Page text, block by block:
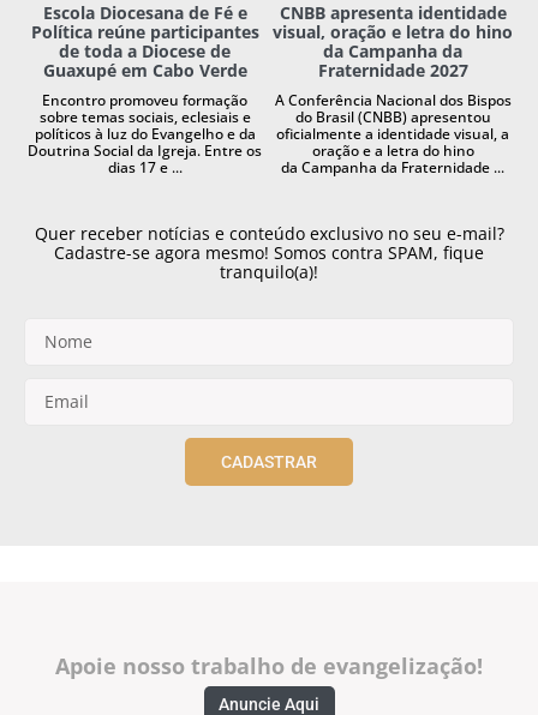
Escola Diocesana de Fé e
Política reúne participantes
de toda a Diocese de
Guaxupé em Cabo Verde
Encontro promoveu formação
sobre temas sociais, eclesiais e
políticos à luz do Evangelho e da
Doutrina Social da Igreja. Entre os
dias 17 e ...
CNBB apresenta identidade
visual, oração e letra do hino
da Campanha da
Fraternidade 2027
A Conferência Nacional dos Bispos
do Brasil (CNBB) apresentou
oficialmente a identidade visual, a
oração e a letra do hino
da Campanha da Fraternidade ...
Quer receber notícias e conteúdo exclusivo no seu e-mail?
Cadastre-se agora mesmo! Somos contra SPAM, fique
tranquilo(a)!
CADASTRAR
Apoie nosso trabalho de evangelização!
Anuncie Aqui